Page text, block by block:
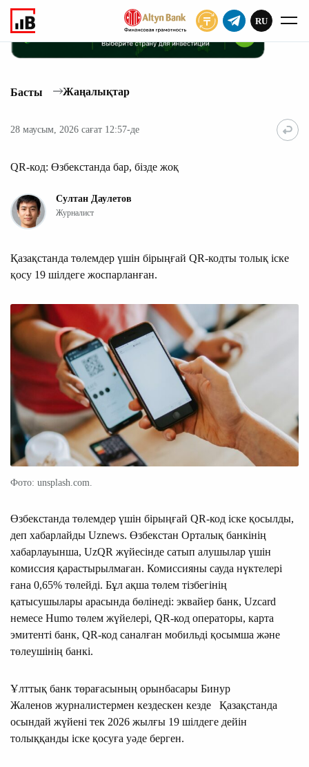
ЖАЗЫЛУ
RU
Басты Жаңалықтар
28 маусым, 2026 сағат 12:57-де
QR-код: Өзбекстанда бар, бізде жоқ
Султан Даулетов
Журналист
Қазақстанда төлемдер үшін бірыңғай QR-кодты толық іске
қосу 19 шілдеге жоспарланған.
Фото: unsplash.com.
Өзбекстанда төлемдер үшін бірыңғай QR-код іске қосылды,
деп хабарлайды Uznews. Өзбекстан Орталық банкінің
хабарлауынша, UzQR жүйесінде сатып алушылар үшін
комиссия қарастырылмаған. Комиссияны сауда нүктелері
ғана 0,65% төлейді. Бұл ақша төлем тізбегінің
қатысушылары арасында бөлінеді: эквайер банк, Uzcard
немесе Humo төлем жүйелері, QR-код операторы, карта
эмитенті банк, QR-код саналған мобильді қосымша және
төлеушінің банкі.
Ұлттық банк төрағасының орынбасары Бинур
Жаленов журналистермен кездескен кезде Қазақстанда
осындай жүйені тек 2026 жылғы 19 шілдеге дейін
толыққанды іске қосуға уәде берген.